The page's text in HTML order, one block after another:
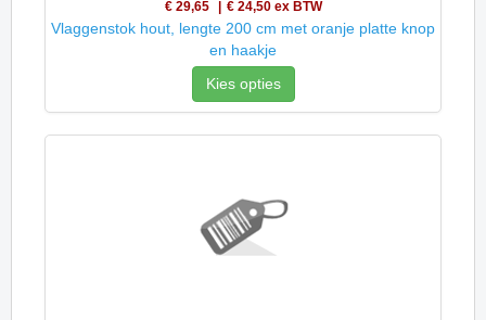
€ 29,65 € 24,50 ex BTW
Vlaggenstok hout, lengte 200 cm met oranje platte knop
en haakje
Kies opties